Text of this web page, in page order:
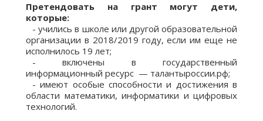
Претендовать на грант могут дети,
которые:
⠀- учились в школе или другой образовательной
организации в 2018/2019 году, если им еще не
исполнилось 19 лет;
⠀- включены в государственный
информационный ресурс — талантыроссии.рф;
⠀- имеют особые способности и достижения в
области математики, информатики и цифровых
технологий.